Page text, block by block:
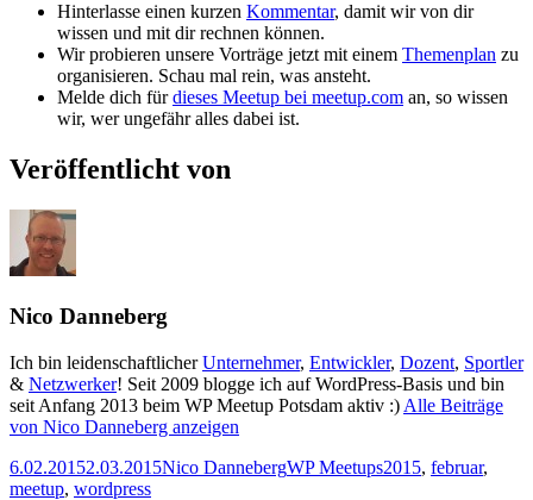
Hinterlasse einen kurzen Kommentar, damit wir von dir
wissen und mit dir rechnen können.
Wir probieren unsere Vorträge jetzt mit einem Themenplan zu
organisieren. Schau mal rein, was ansteht.
Melde dich fürdieses Meetup bei meetup.com an, so wissen
wir, wer ungefähr alles dabei ist.
Veröffentlicht von
Nico Danneberg
Ich bin leidenschaftlicherUnternehmer, Entwickler, Dozent, Sportler
& Netzwerker! Seit 2009 blogge ich auf WordPress-Basis und bin
seit Anfang 2013 beim WP Meetup Potsdam aktiv :) Alle Beiträge
von Nico Danneberg anzeigen
Veröffentlicht
am
6.02.20152.03.2015Autor
Nico DannebergKategorien
WP MeetupsSchlagwörter
2015, februar,
meetup, wordpress